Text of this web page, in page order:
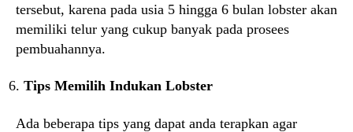
tersebut, karena pada usia 5 hingga 6 bulan lobster akan
memiliki telur yang cukup banyak pada prosees
pembuahannya.
Tips Memilih Indukan Lobster
Ada beberapa tips yang dapat anda terapkan agar